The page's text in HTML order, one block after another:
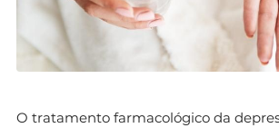
O tratamento farmacológico da